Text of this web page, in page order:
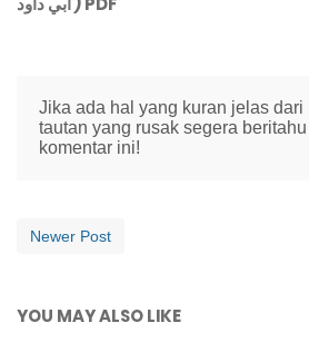
Jika ada hal yang kuran jelas dari
tautan yang rusak segera
komentar ini!
Newer Post
YOU MAY ALSO LIKE